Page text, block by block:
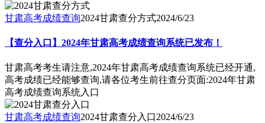
甘肃高考成绩查询2024甘肃查分方式2024/6/23
【查分入口】2024年甘肃高考成绩查询系统已发布！
甘肃高考考生请注意,2024年甘肃高考成绩查询系统已经开通,
高考成绩已经能够查询,请各位考生前往查分页面:2024年甘肃
高考成绩查询系统入口
甘肃高考成绩查询2024甘肃查分入口2024/6/23